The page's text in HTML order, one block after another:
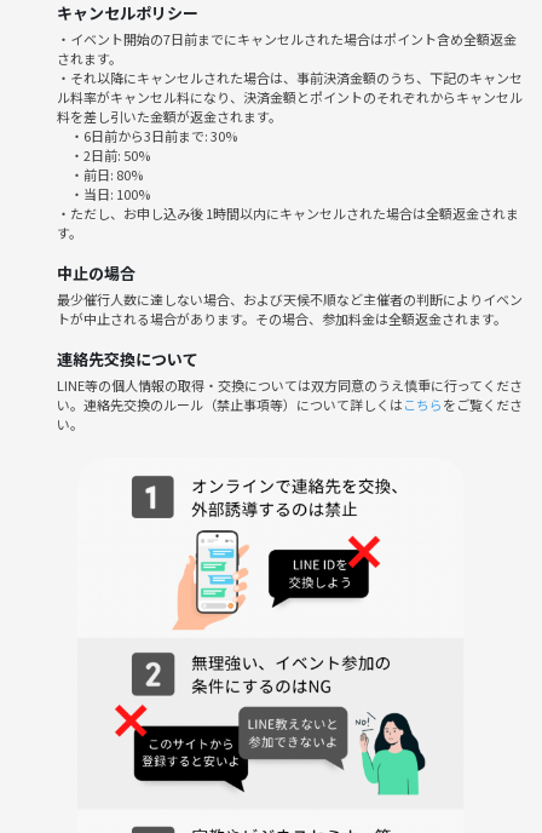
容師、エステティシャン、美容部員、販売、飲食業、アパレル、銀行
員、保険会社、外資系金融機関・投資銀行、人材派遣、転職エージェン
医師、歯科医師、獣医師、看護師、医療従事者、介護福祉士
国家公務員、地方公務員、団体職員
弁護士、会計士、税理士、社労士、行政書士などの士業の方
代表取締役・専務・常務・取締役、個人事業主、フリーランス経営者、
投資家、起業家、事業家、実業家、ビジネスインキュベーター等
これから事業を始めたい方、今はごくごく小規模だが、これからビジネ
スのレベルを上げていける方も大歓迎です！
・最新ビジネストレンドを知りたい！
・コラボレーション先、代理店や請負契約先を探している！
・WEB制作に強い人を探してる！
・商品のプロモーションやSNS展開を手伝ってほしい！
・営業に強い人いないかな！
・自分のお店を持ちたい！
・語学の勉強をしたい！海外で働きたい！
・将来のお金のことや保険の事、資産形成、FPに相談したい！
・不動産について教えてほしい！
・転職したいのでサポートしてほしい！
・雇われない働き方をしたい！起業や独立をしたい！
・良い副業を教えて！副収入を得たい！
・仲間を増やしたい！スタッフを募集したい！
・誰か一緒にイベントしましょう！
・私がオープンしたサロンの話を聞いて！
・うちのレストランやバーを使って！
キャンセルポリシー
・イベント開始の7日前までにキャンセルされた場合はポイント含め全額返金
されます。
・それ以降にキャンセルされた場合は、事前決済金額のうち、下記のキャンセ
ル料率がキャンセル料になり、決済金額とポイントのそれぞれからキャンセル
料を差し引いた金額が返金されます。
・6日前から3日前まで: 30%
・2日前: 50%
・前日: 80%
・当日: 100%
・ただし、お申し込み後 1時間以内にキャンセルされた場合は全額返金されま
す。
中止の場合
最少催行人数に達しない場合、および天候不順など主催者の判断によりイベン
トが中止される場合があります。その場合、参加料金は全額返金されます。
連絡先交換について
LINE等の個人情報の取得・交換については双方同意のうえ慎重に行ってくださ
い。連絡先交換のルール（禁止事項等）について詳しくはこちらをご覧くださ
い。